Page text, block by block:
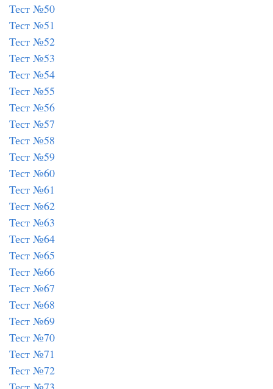
Тест №50
Тест №51
Тест №52
Тест №53
Тест №54
Тест №55
Тест №56
Тест №57
Тест №58
Тест №59
Тест №60
Тест №61
Тест №62
Тест №63
Тест №64
Тест №65
Тест №66
Тест №67
Тест №68
Тест №69
Тест №70
Тест №71
Тест №72